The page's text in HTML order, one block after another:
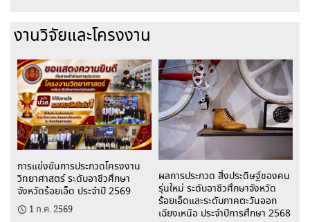
งานวิจัยและโครงงาน
การแข่งขันการประกวดโครงงาน
วิทยาศาสตร์ ระดับอาชีวศึกษา
จังหวัดร้อยเอ็ด ประจำปี 2569
1 ก.ค. 2569
ผลการประกวด สิ่งประดิษฐ์ของคน
รุ่นใหม่ ระดับอาชีวศึกษาจังหวัด
ร้อยเอ็ดและระดับภาคตะวันออก
เฉียงเหนือ ประจำปีการศึกษา 2568